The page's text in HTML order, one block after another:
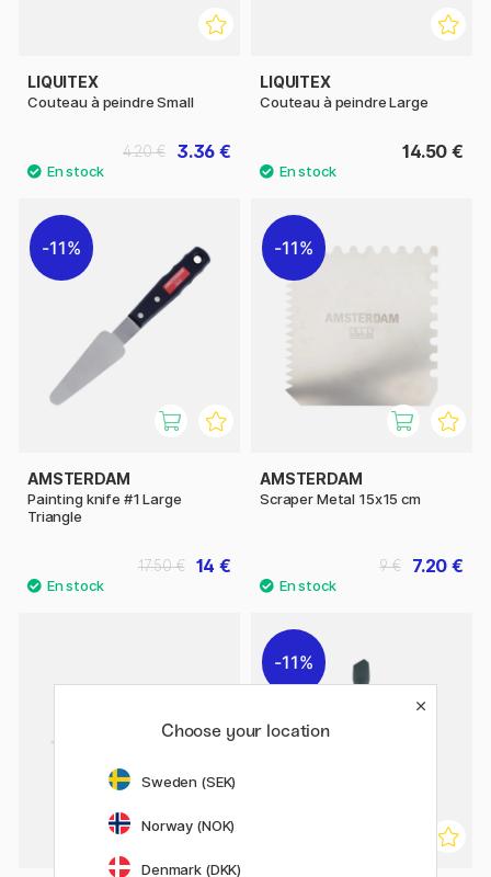
LIQUITEX
Couteau à peindre Small
3.36 €
4.20 €
LIQUITEX
Couteau à peindre Large
14.50 €
11%
AMSTERDAM
Painting knife #1 Large
Triangle
14 €
17.50 €
11%
AMSTERDAM
Scraper Metal 15x15 cm
7.20 €
9 €
11%
Choose your location
Sweden (SEK)
Norway (NOK)
Denmark (DKK)